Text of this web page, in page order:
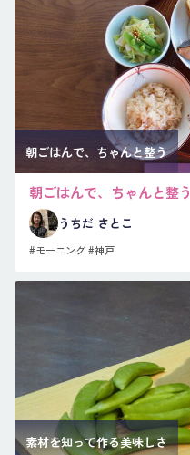
朝ごはんで、ちゃんと整う
朝ごはんで、ちゃんと整う
うちだ さとこ
#モーニング#神戸
素材を知って作る美味しさ